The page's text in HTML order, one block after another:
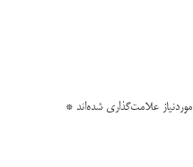
علامت‌گذاری شده‌اند *